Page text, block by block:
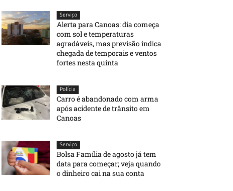
Serviço
Alerta para Canoas: dia começa
com sol e temperaturas
agradáveis, mas previsão indica
chegada de temporais e ventos
fortes nesta quinta
Polícia
Carro é abandonado com arma
após acidente de trânsito em
Canoas
Serviço
Bolsa Família de agosto já tem
data para começar; veja quando
o dinheiro cai na sua conta